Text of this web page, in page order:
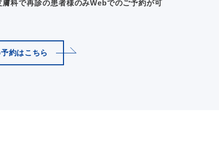
膚科で再診の患者様のみWebでのご予約が可
約はこちら